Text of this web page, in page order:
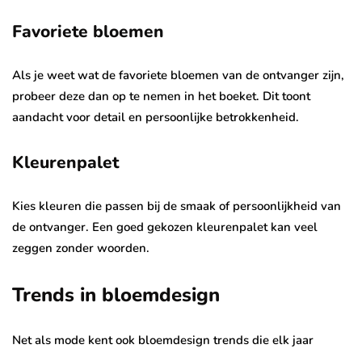
Favoriete bloemen
Als je weet wat de favoriete bloemen van de ontvanger zijn,
probeer deze dan op te nemen in het boeket. Dit toont
aandacht voor detail en persoonlijke betrokkenheid.
Kleurenpalet
Kies kleuren die passen bij de smaak of persoonlijkheid van
de ontvanger. Een goed gekozen kleurenpalet kan veel
zeggen zonder woorden.
Trends in bloemdesign
Net als mode kent ook bloemdesign trends die elk jaar